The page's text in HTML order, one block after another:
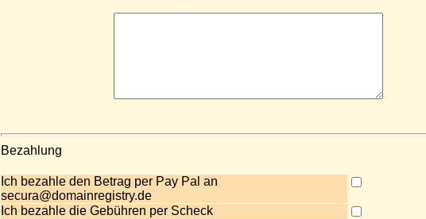
Bezahlung
Ich bezahle den Betrag per Pay Pal an
secura@domainregistry.de
Ich bezahle die Gebühren per Scheck